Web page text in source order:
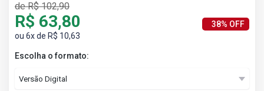
de R$ 102,90
R$ 63,80
ou 6x de R$ 10,63
38% OFF
Escolha o formato: